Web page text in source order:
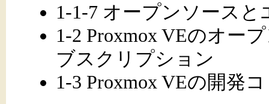
1-1-7 オープンソース
1-2 Proxmox VEのオー
ブスクリプション
1-3 Proxmox VEの開発